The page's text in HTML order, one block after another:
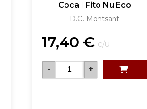
Coca I Fito Nu Eco
D.O. Montsant
17,40 € c/u
- +